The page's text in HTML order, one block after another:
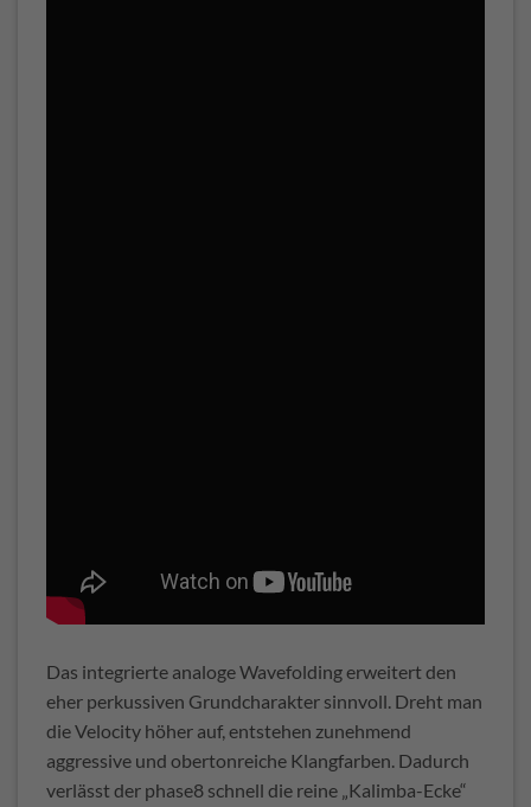
Das integrierte analoge Wavefolding erweitert den
eher perkussiven Grundcharakter sinnvoll. Dreht man
die Velocity höher auf, entstehen zunehmend
aggressive und obertonreiche Klangfarben. Dadurch
verlässt der phase8 schnell die reine „Kalimba-Ecke“